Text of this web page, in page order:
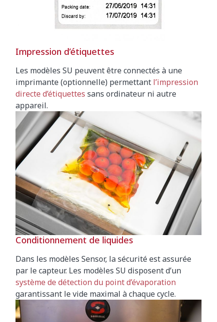
Impression d’étiquettes
Les modèles SU peuvent être connectés à une
imprimante (optionnelle) permettant l’impression
directe d’étiquettes sans ordinateur ni autre
appareil.
Conditionnement de liquides
Dans les modèles Sensor, la sécurité est assurée
par le capteur. Les modèles SU disposent d’un
système de détection du point d’évaporation
garantissant le vide maximal à chaque cycle.